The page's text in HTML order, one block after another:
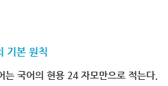
기본 원칙
는 국어의 현용 24 자모만으로 적는다.